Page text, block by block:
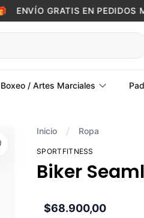
ENVÍO GRATIS EN PEDIDOS
Boxeo / Artes Marciales
Inicio Ropa
SPORTFITNESS
Biker
$68.900,00